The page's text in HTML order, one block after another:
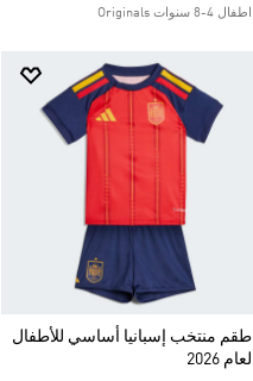
اطفال 4-8 سنوات Originals
طقم منتخب إسبانيا أساسي للأطفال
لعام 2026